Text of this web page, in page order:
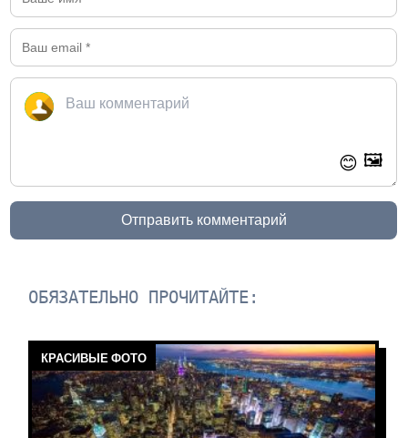
😊 🖼️
Отправить комментарий
ОБЯЗАТЕЛЬНО ПРОЧИТАЙТЕ:
КРАСИВЫЕ ФОТО